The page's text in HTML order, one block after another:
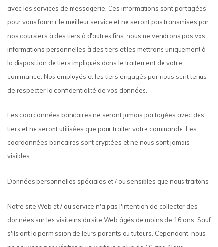
avec les services de messagerie. Ces informations sont partagées
pour vous fournir le meilleur service et ne seront pas transmises par
nos coursiers à des tiers à d'autres fins. nous ne vendrons pas vos
informations personnelles à des tiers et les mettrons uniquement à
la disposition de tiers impliqués dans le traitement de votre
commande. Nos employés et les tiers engagés par nous sont tenus
de respecter la confidentialité de vos données.
Les coordonnées bancaires ne seront jamais partagées avec des
tiers et ne seront utilisées que pour traiter votre commande. Les
coordonnées bancaires sont cryptées et ne nous sont jamais
visibles.
Données personnelles spéciales et / ou sensibles que nous traitons
Notre site Web et / ou service n'a pas l'intention de collecter des
données sur les visiteurs du site Web âgés de moins de 16 ans. Sauf
s'ils ont la permission de leurs parents ou tuteurs. Cependant, nous